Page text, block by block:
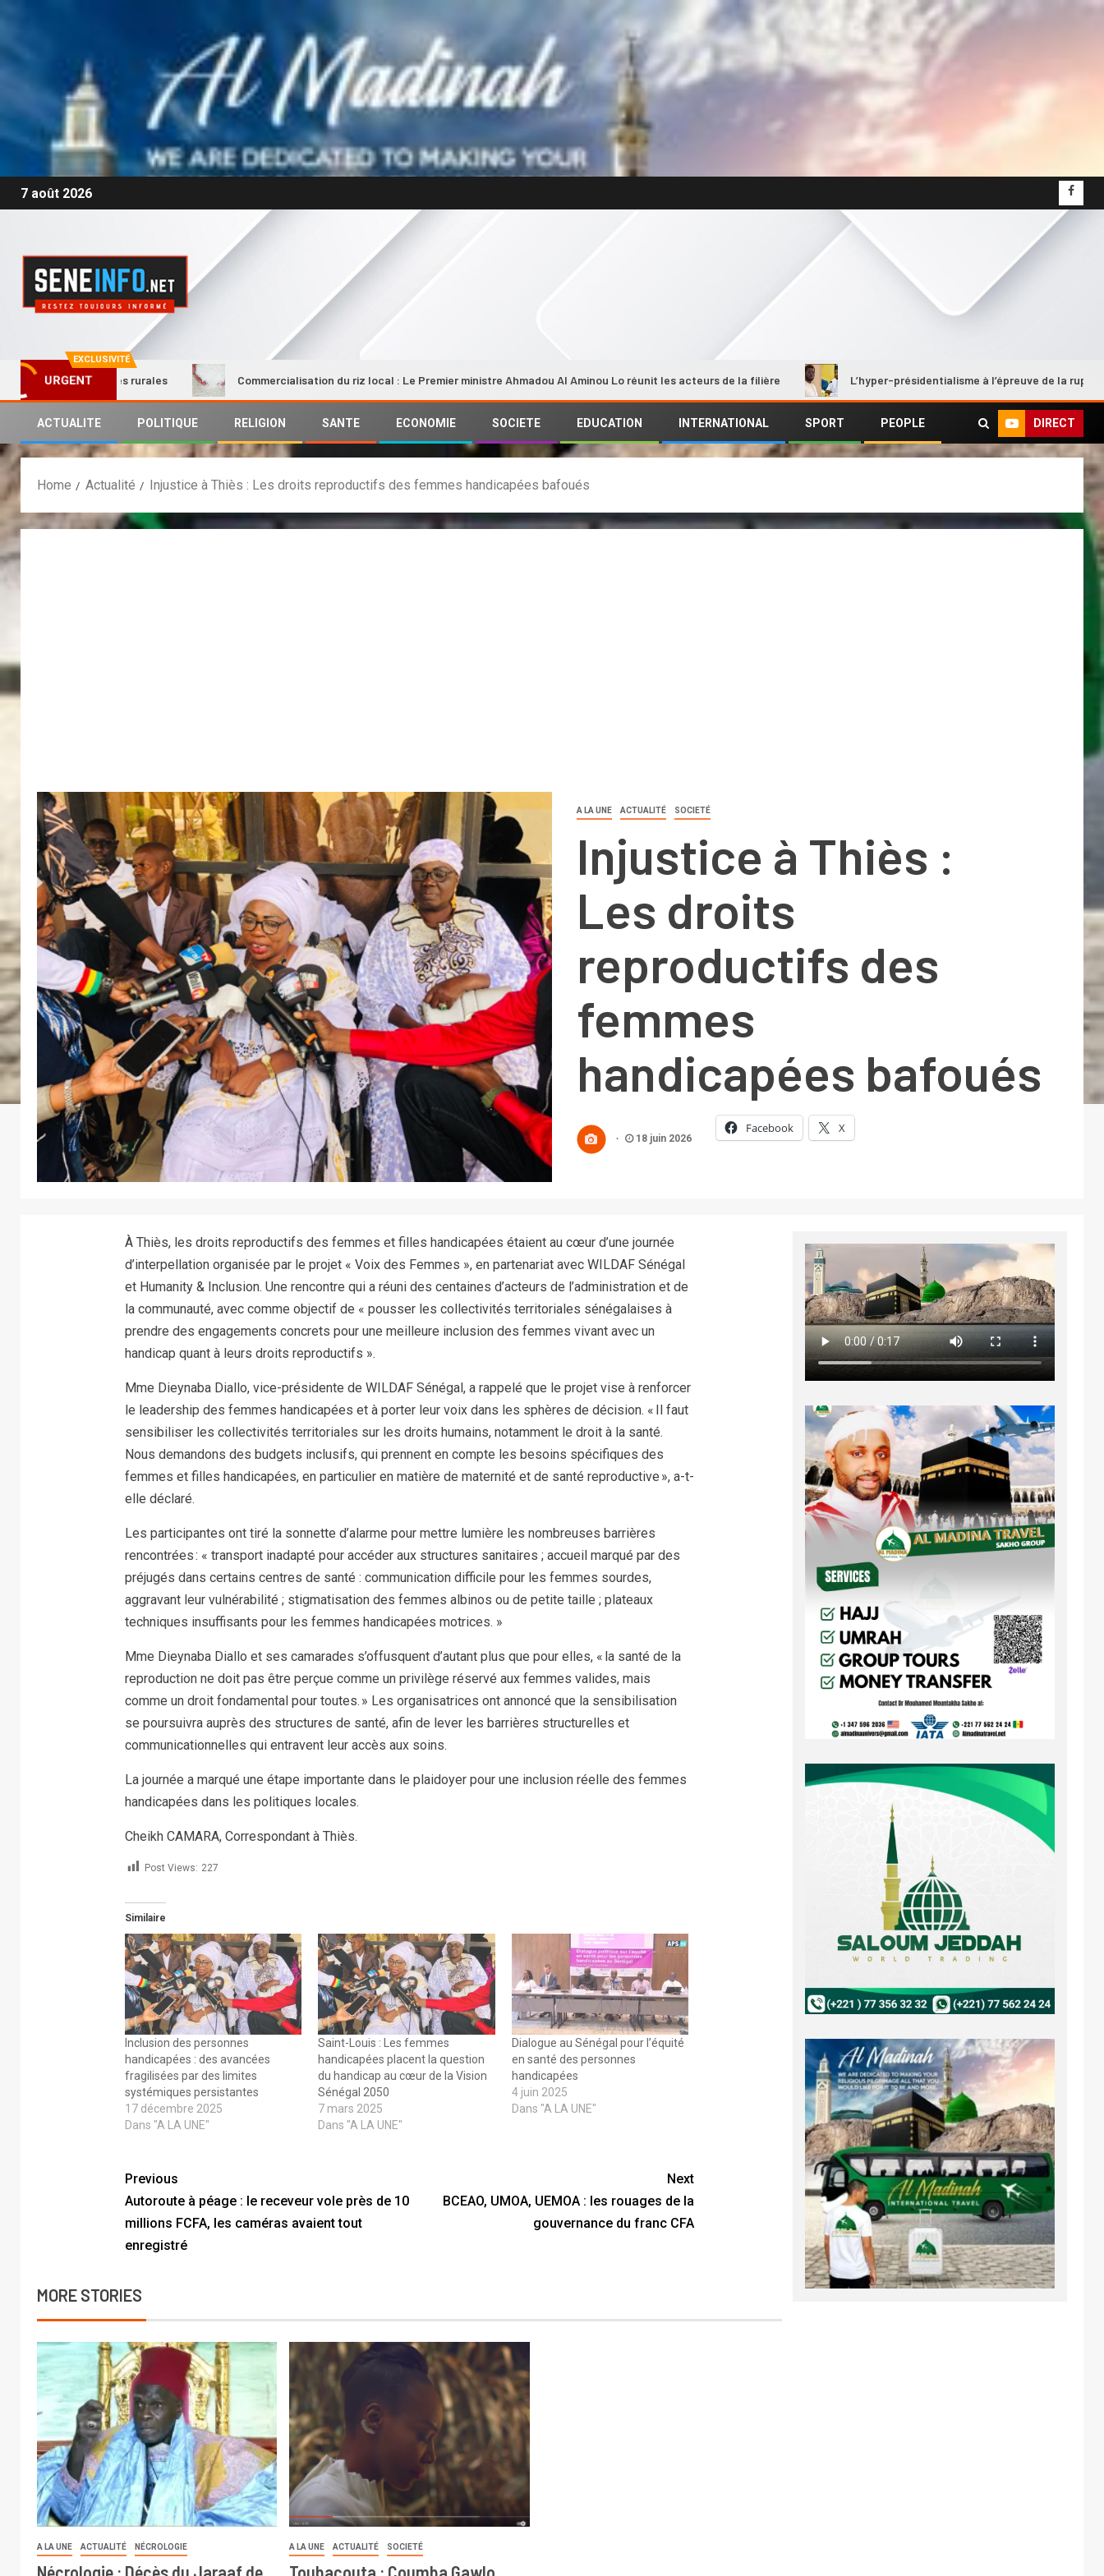
7 août 2026
EXCLUSIVITÉ
URGENT
des femmes rurales Commercialisation du riz local : Le Premier ministre Ahmadou Al Aminou Lo réunit les acteurs de la filière L’hyper-présidentialisme à l’épreuve de la rupture
ACTUALITE POLITIQUE RELIGION SANTE ECONOMIE SOCIETE EDUCATION INTERNATIONAL SPORT PEOPLE DIRECT
Home Actualité Injustice à Thiès : Les droits reproductifs des femmes handicapées bafoués
A LA UNE ACTUALITÉ SOCIETÉ
Injustice à Thiès :
Les droits
reproductifs des
femmes
handicapées bafoués
18 juin 2026
Facebook X
À Thiès, les droits reproductifs des femmes et filles handicapées étaient au cœur d’une journée
d’interpellation organisée par le projet « Voix des Femmes », en partenariat avec WILDAF Sénégal
et Humanity & Inclusion. Une rencontre qui a réuni des centaines d’acteurs de l’administration et de
la communauté, avec comme objectif de « pousser les collectivités territoriales sénégalaises à
prendre des engagements concrets pour une meilleure inclusion des femmes vivant avec un
handicap quant à leurs droits reproductifs ».
Mme Dieynaba Diallo, vice-présidente de WILDAF Sénégal, a rappelé que le projet vise à renforcer
le leadership des femmes handicapées et à porter leur voix dans les sphères de décision. « Il faut
sensibiliser les collectivités territoriales sur les droits humains, notamment le droit à la santé.
Nous demandons des budgets inclusifs, qui prennent en compte les besoins spécifiques des
femmes et filles handicapées, en particulier en matière de maternité et de santé reproductive », a-t-
elle déclaré.
Les participantes ont tiré la sonnette d’alarme pour mettre lumière les nombreuses barrières
rencontrées : « transport inadapté pour accéder aux structures sanitaires ; accueil marqué par des
préjugés dans certains centres de santé : communication difficile pour les femmes sourdes,
aggravant leur vulnérabilité ; stigmatisation des femmes albinos ou de petite taille ; plateaux
techniques insuffisants pour les femmes handicapées motrices. »
Mme Dieynaba Diallo et ses camarades s’offusquent d’autant plus que pour elles, « la santé de la
reproduction ne doit pas être perçue comme un privilège réservé aux femmes valides, mais
comme un droit fondamental pour toutes. » Les organisatrices ont annoncé que la sensibilisation
se poursuivra auprès des structures de santé, afin de lever les barrières structurelles et
communicationnelles qui entravent leur accès aux soins.
La journée a marqué une étape importante dans le plaidoyer pour une inclusion réelle des femmes
handicapées dans les politiques locales.
Cheikh CAMARA, Correspondant à Thiès.
Post Views: 227
Similaire
Inclusion des personnes
handicapées : des avancées
fragilisées par des limites
systémiques persistantes
17 décembre 2025
Dans "A LA UNE"
Saint-Louis : Les femmes
handicapées placent la question
du handicap au cœur de la Vision
Sénégal 2050
7 mars 2025
Dans "A LA UNE"
Dialogue au Sénégal pour l’équité
en santé des personnes
handicapées
4 juin 2025
Dans "A LA UNE"
Previous
Autoroute à péage : le receveur vole près de 10
millions FCFA, les caméras avaient tout
enregistré
Next
BCEAO, UMOA, UEMOA : les rouages de la
gouvernance du franc CFA
MORE STORIES
A LA UNE ACTUALITÉ NÉCROLOGIE A LA UNE ACTUALITÉ SOCIETÉ